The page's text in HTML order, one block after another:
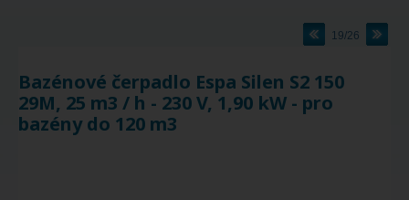
19/26
Bazénové čerpadlo Espa Silen S2 150
29M, 25 m3 / h - 230 V, 1,90 kW - pro
bazény do 120 m3